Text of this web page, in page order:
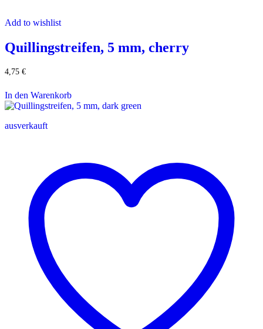
Add to wishlist
Quillingstreifen, 5 mm, cherry
4,75 €
In den Warenkorb
ausverkauft